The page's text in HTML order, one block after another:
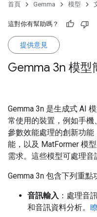
首頁 Gemma 模型
這對你有幫助嗎？
提供意見
Gemma 3n 模型
Gemma 3n 是生成式 AI
常使用的裝置，例如手
參數效能處理的創新功能
能，以及 MatFormer 模
需求。這些模型可處理音
Gemma 3n 包含下列重點
音訊輸入 ：處理音
和音訊資料分析。